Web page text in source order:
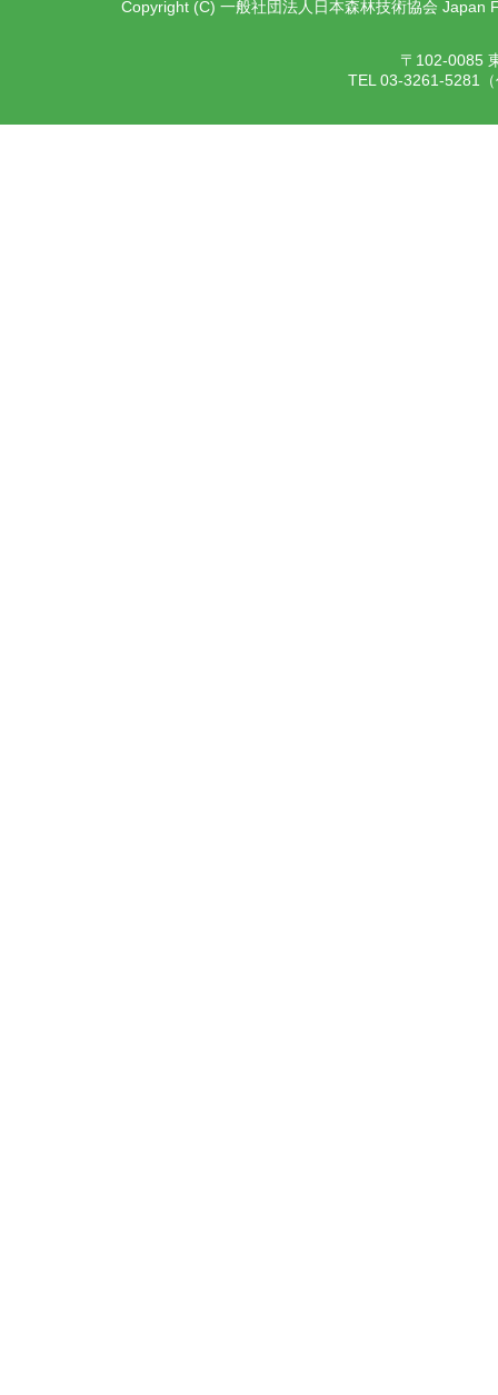
Copyright (C) 一般社団法人日本森林技術協会
〒102-0085
TEL 03-3261-5281